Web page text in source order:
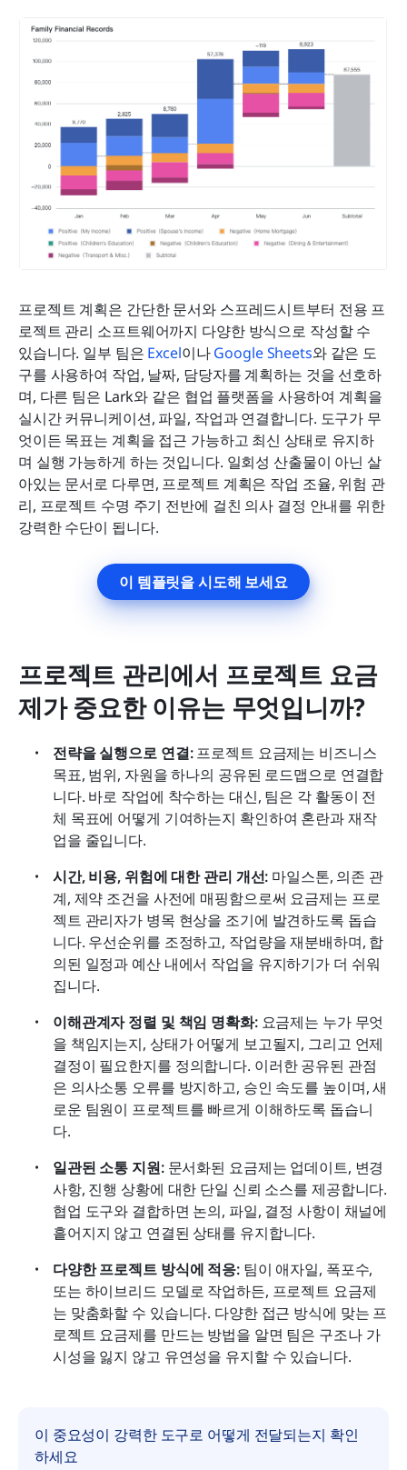
프로젝트 계획은 간단한 문서와 스프레드시트부터 전용 프
로젝트 관리 소프트웨어까지 다양한 방식으로 작성할 수
있습니다. 일부 팀은 Excel이나 Google Sheets와 같은 도
구를 사용하여 작업, 날짜, 담당자를 계획하는 것을 선호하
며, 다른 팀은 Lark와 같은 협업 플랫폼을 사용하여 계획을
실시간 커뮤니케이션, 파일, 작업과 연결합니다. 도구가 무
엇이든 목표는 계획을 접근 가능하고 최신 상태로 유지하
며 실행 가능하게 하는 것입니다. 일회성 산출물이 아닌 살
아있는 문서로 다루면, 프로젝트 계획은 작업 조율, 위험 관
리, 프로젝트 수명 주기 전반에 걸친 의사 결정 안내를 위한
강력한 수단이 됩니다.
이 템플릿을 시도해 보세요
프로젝트 관리에서 프로젝트 요금
제가 중요한 이유는 무엇입니까?
전략을 실행으로 연결: 프로젝트 요금제는 비즈니스
목표, 범위, 자원을 하나의 공유된 로드맵으로 연결합
니다. 바로 작업에 착수하는 대신, 팀은 각 활동이 전
체 목표에 어떻게 기여하는지 확인하여 혼란과 재작
업을 줄입니다.
시간, 비용, 위험에 대한 관리 개선: 마일스톤, 의존 관
계, 제약 조건을 사전에 매핑함으로써 요금제는 프로
젝트 관리자가 병목 현상을 조기에 발견하도록 돕습
니다. 우선순위를 조정하고, 작업량을 재분배하며, 합
의된 일정과 예산 내에서 작업을 유지하기가 더 쉬워
집니다.
이해관계자 정렬 및 책임 명확화: 요금제는 누가 무엇
을 책임지는지, 상태가 어떻게 보고될지, 그리고 언제
결정이 필요한지를 정의합니다. 이러한 공유된 관점
은 의사소통 오류를 방지하고, 승인 속도를 높이며, 새
로운 팀원이 프로젝트를 빠르게 이해하도록 돕습니
다.
일관된 소통 지원: 문서화된 요금제는 업데이트, 변경
사항, 진행 상황에 대한 단일 신뢰 소스를 제공합니다.
협업 도구와 결합하면 논의, 파일, 결정 사항이 채널에
흩어지지 않고 연결된 상태를 유지합니다.
다양한 프로젝트 방식에 적응: 팀이 애자일, 폭포수,
또는 하이브리드 모델로 작업하든, 프로젝트 요금제
는 맞춤화할 수 있습니다. 다양한 접근 방식에 맞는 프
로젝트 요금제를 만드는 방법을 알면 팀은 구조나 가
시성을 잃지 않고 유연성을 유지할 수 있습니다.
이 중요성이 강력한 도구로 어떻게 전달되는지 확인
하세요